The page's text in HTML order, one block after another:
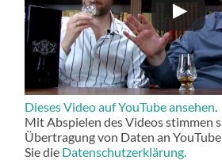
Dieses Video auf YouTube ansehen.
Mit Abspielen des Videos stimmen
Übertragung von Daten an
Sie die Datenschutzerklärung.